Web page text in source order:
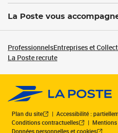
La Poste vous
ProfessionnelsEntreprises et
La Poste recrute
Plan du site
Accessibilité :
Conditions contractuelles
Données personnelles et cookies